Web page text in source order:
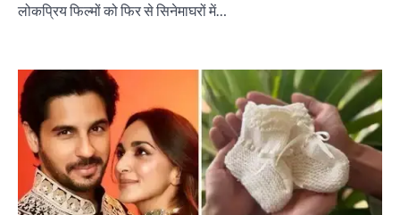
लोकप्रिय फिल्मों को फिर से सिनेमाघरों में…